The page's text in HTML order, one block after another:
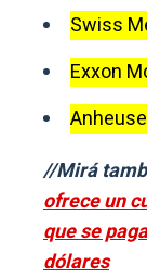
Swiss
Exxon
//Mirá
ofrece un
que se
dólares